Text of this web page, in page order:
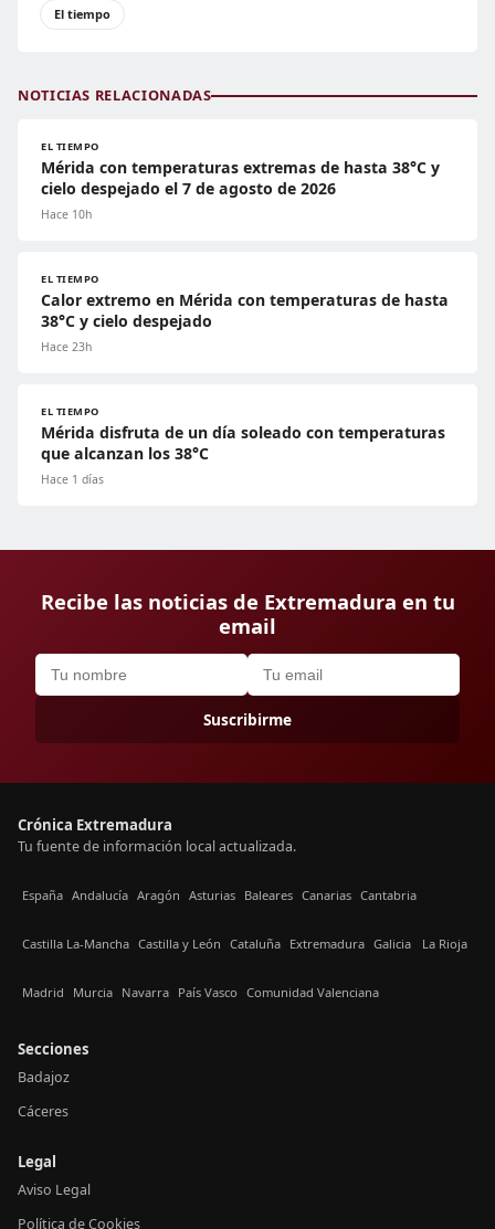
El tiempo
NOTICIAS RELACIONADAS
EL TIEMPO
Mérida con temperaturas extremas de hasta 38°C y
cielo despejado el 7 de agosto de 2026
Hace 10h
EL TIEMPO
Calor extremo en Mérida con temperaturas de hasta
38°C y cielo despejado
Hace 23h
EL TIEMPO
Mérida disfruta de un día soleado con temperaturas
que alcanzan los 38°C
Hace 1 días
Recibe las noticias de Extremadura en tu
email
Suscribirme
Crónica Extremadura
Tu fuente de información local actualizada.
España Andalucía Aragón Asturias Baleares Canarias Cantabria
Castilla La-Mancha Castilla y León Cataluña Extremadura Galicia La Rioja
Madrid Murcia Navarra País Vasco Comunidad Valenciana
Secciones
Badajoz
Cáceres
Legal
Aviso Legal
Política de Cookies